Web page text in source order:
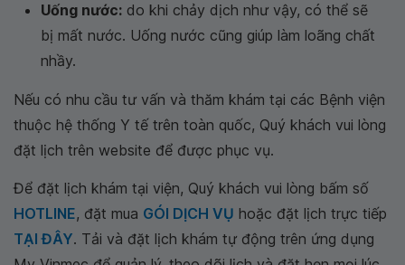
Uống nước: do khi chảy dịch như vậy, có thể sẽ
bị mất nước. Uống nước cũng giúp làm loãng chất
nhầy.
Nếu có nhu cầu tư vấn và thăm khám tại các Bệnh viện
thuộc hệ thống Y tế trên toàn quốc, Quý khách vui lòng
đặt lịch trên website để được phục vụ.
Để đặt lịch khám tại viện, Quý khách vui lòng bấm số
HOTLINE, đặt mua GÓI DỊCH VỤ hoặc đặt lịch trực tiếp
TẠI ĐÂY. Tải và đặt lịch khám tự động trên ứng dụng